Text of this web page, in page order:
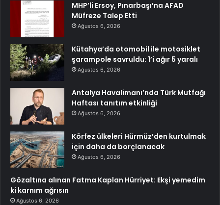
MHP’li Ersoy, Pınarbaşı’na AFAD
Müfreze Talep Etti
Ağustos 6, 2026
Kütahya’da otomobil ile motosiklet
şarampole savruldu: 1’i ağır 5 yaralı
Ağustos 6, 2026
Antalya Havalimanı’nda Türk Mutfağı
Haftası tanıtım etkinliği
Ağustos 6, 2026
Körfez ülkeleri Hürmüz’den kurtulmak
için daha da borçlanacak
Ağustos 6, 2026
Gözaltına alınan Fatma Kaplan Hürriyet: Ekşi yemedim
ki karnım ağrısın
Ağustos 6, 2026